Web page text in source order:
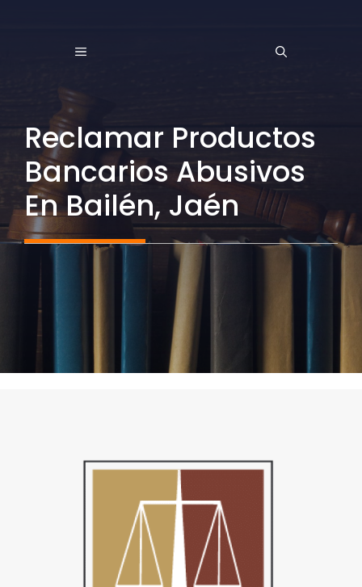
MENÚ
Reclamar Productos
Bancarios Abusivos
En Bailén, Jaén